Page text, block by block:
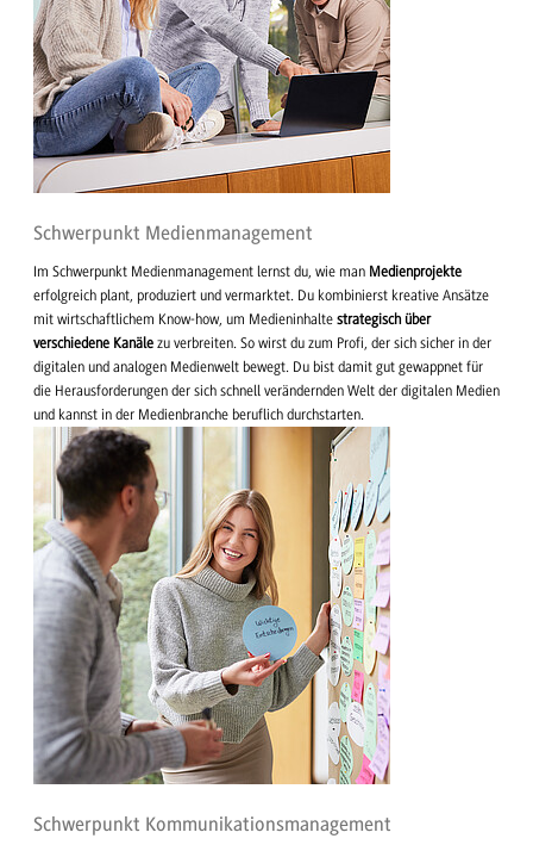
Schwerpunkt Medienmanagement
Im Schwerpunkt Medienmanagement lernst du, wie man Medienprojekte
erfolgreich plant, produziert und vermarktet. Du kombinierst kreative Ansätze
mit wirtschaftlichem Know-how, um Medieninhalte strategisch über
verschiedene Kanäle zu verbreiten. So wirst du zum Profi, der sich sicher in der
digitalen und analogen Medienwelt bewegt. Du bist damit gut gewappnet für
die Herausforderungen der sich schnell verändernden Welt der digitalen Medien
und kannst in der Medienbranche beruflich durchstarten.
Schwerpunkt Kommunikationsmanagement